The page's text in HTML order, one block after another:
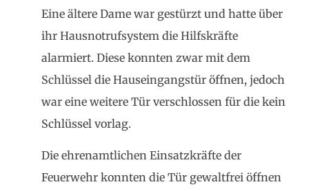
Eine ältere Dame war gestürzt und hatte über
ihr Hausnotrufsystem die Hilfskräfte
alarmiert. Diese konnten zwar mit dem
Schlüssel die Hauseingangstür öffnen, jedoch
war eine weitere Tür verschlossen für die kein
Schlüssel vorlag.
Die ehrenamtlichen Einsatzkräfte der
Feuerwehr konnten die Tür gewaltfrei öffnen